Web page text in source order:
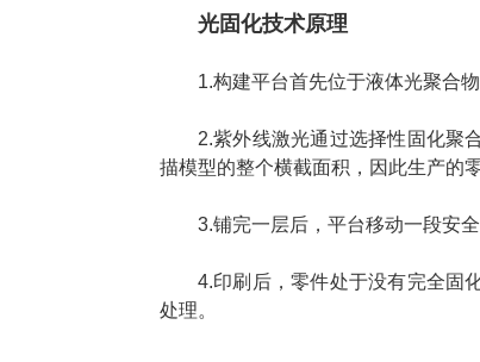
光固化技术原理
1.构建平台首先位于液体光聚合
2.紫外线激光通过选择性固化聚
描模型的整个横截面积，因此生产的
3.铺完一层后，平台移动一段安
4.印刷后，零件处于没有完全固
处理。